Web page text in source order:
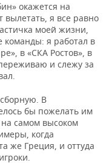
окажется на
вылетать, я все равно
моей жизни,
команды: я работал в
в «СКА Ростов», в
и слежу за
В
бы пожелать им
самом высоком
когда
же Греция, и оттуда